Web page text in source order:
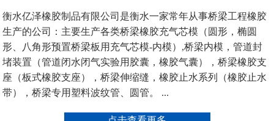
项
衡水亿泽橡胶制品有限公司是衡水一家常年从事桥梁工程橡胶
生产的公司：主要生产各类桥梁橡胶充气芯模（圆形，椭圆
形、八角形预置桥梁板用充气芯模-内模）,桥梁内模，管道封
堵装置（管道闭水闭气实验用胶囊，橡胶气囊），桥梁橡胶支
座（板式橡胶支座），桥梁伸缩缝，橡胶止水系列（橡胶止水
带），桥梁专用塑料波纹管、圆管。 ...